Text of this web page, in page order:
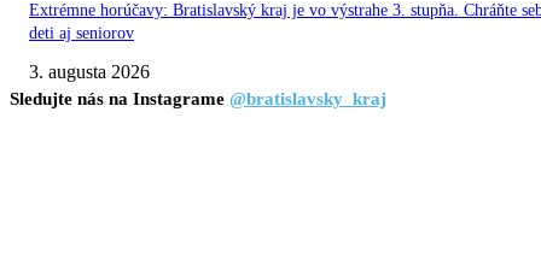
Extrémne horúčavy: Bratislavský kraj je vo výstrahe 3. stupňa. Chráňte
deti aj seniorov
3. augusta 2026
Sledujte nás na Instagrame @bratislavsky_kraj